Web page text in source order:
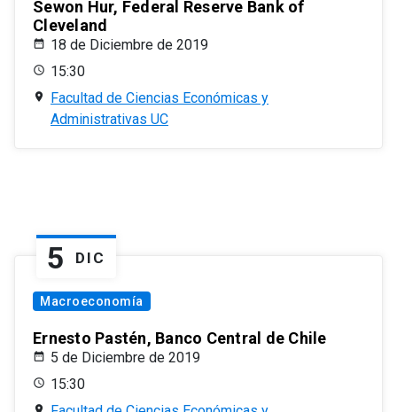
Sewon Hur, Federal Reserve Bank of
Cleveland
18 de Diciembre de 2019
15:30
Facultad de Ciencias Económicas y
Administrativas UC
5 DIC
Macroeconomía
Ernesto Pastén, Banco Central de Chile
5 de Diciembre de 2019
15:30